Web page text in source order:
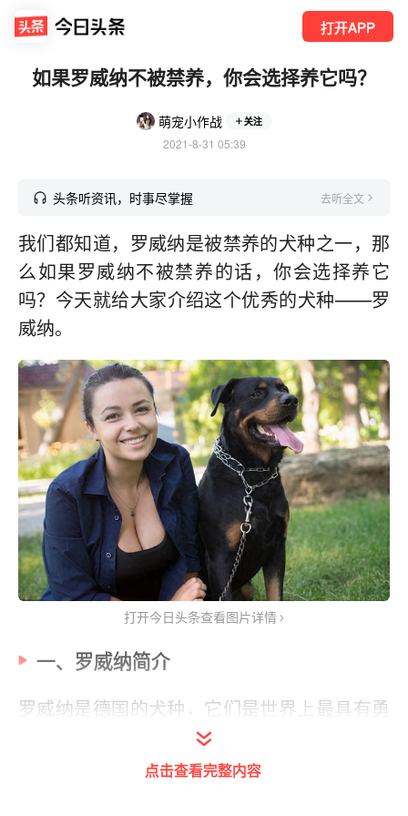
打开APP
如果罗威纳不被禁养，你会选择养它吗？
萌宠小作战 关注
2021-8-31 05:39
头条听资讯，时事尽掌握 去听全文
我们都知道，罗威纳是被禁养的犬种之一，那
么如果罗威纳不被禁养的话，你会选择养它
吗？今天就给大家介绍这个优秀的犬种——罗
威纳。
打开今日头条查看图片详情
一、罗威纳简介
罗威纳是德国的犬种，它们是世界上最具有勇
种之一。
罗威纳的智商排在第9位，它们是非常聪明
点击查看完整内容